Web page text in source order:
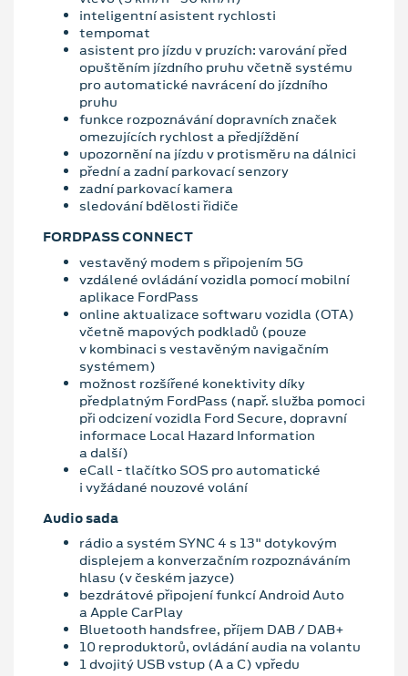
inteligentní asistent rychlosti
tempomat
asistent pro jízdu v pruzích: varování před
opuštěním jízdního pruhu včetně systému
pro automatické navrácení do jízdního
pruhu
funkce rozpoznávání dopravních značek
omezujících rychlost a předjíždění
upozornění na jízdu v protisměru na dálnici
přední a zadní parkovací senzory
zadní parkovací kamera
sledování bdělosti řidiče
FORDPASS CONNECT
vestavěný modem s připojením 5G
vzdálené ovládání vozidla pomocí mobilní
aplikace FordPass
online aktualizace softwaru vozidla (OTA)
včetně mapových podkladů (pouze
v kombinaci s vestavěným navigačním
systémem)
možnost rozšířené konektivity díky
předplatným FordPass (např. služba pomoci
při odcizení vozidla Ford Secure, dopravní
informace Local Hazard Information
a další)
eCall - tlačítko SOS pro automatické
i vyžádané nouzové volání
Audio sada
rádio a systém SYNC 4 s 13" dotykovým
displejem a konverzačním rozpoznáváním
hlasu (v českém jazyce)
bezdrátové připojení funkcí Android Auto
a Apple CarPlay
Bluetooth handsfree, příjem DAB / DAB+
10 reproduktorů, ovládání audia na volantu
1 dvojitý USB vstup (A a C) vpředu